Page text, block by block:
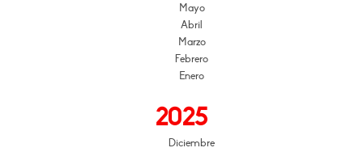
Mayo
Abril
Marzo
Febrero
Enero
2025
Diciembre